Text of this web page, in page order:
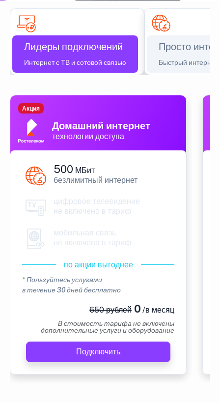
Лидеры подключений
Интернет с ТВ и сотовой связью
Просто
Быстрый интернет
Домашний интернет
технологии доступа
Акция
500 МБит
безлимитный интернет
цифровое телевидение
не включено в тариф
мобильная связь
не включена в тариф
по акции выгоднее
* Пользуйтесь услугами
в течение 30 дней бесплатно
650 рублей0 /в месяц
В стоимость тарифа не включены
дополнительные услуги и оборудование
Подключить